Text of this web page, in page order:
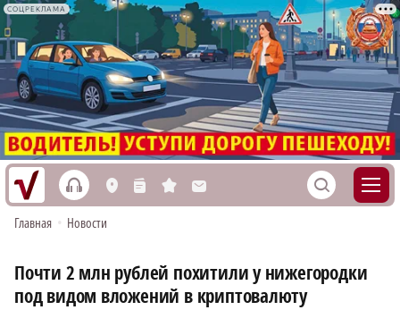
СОЦРЕКЛАМА
h L n s M S
Главная • Новости
Почти 2 млн рублей похитили у нижегородки
под видом вложений в криптовалюту